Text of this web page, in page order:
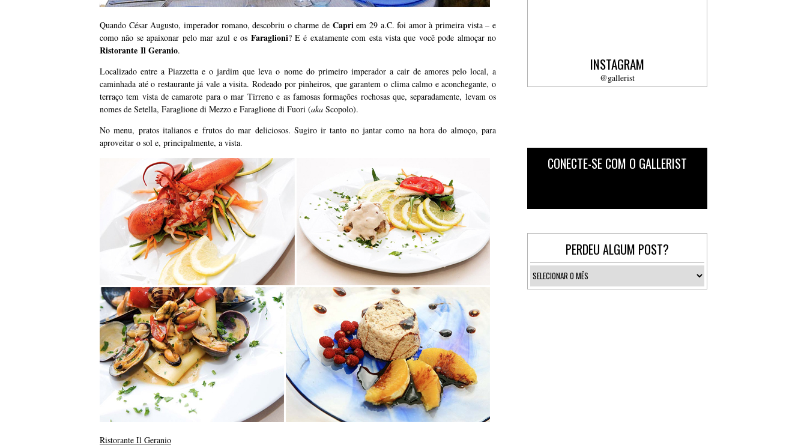
Quando César Augusto, imperador romano, descobriu o charme de Capriem 29 a.C. foi amor à primeira vista – e
como não se apaixonar pelo mar azul e os Faraglioni? E é exatamente com esta vista que você pode almoçar no
Ristorante Il Geranio.
Localizado entre a Piazzetta e o jardim que leva o nome do primeiro imperador a cair de amores pelo local, a
caminhada até o restaurante já vale a visita. Rodeado por pinheiros, que garantem o clima calmo e aconchegante, o
terraço tem vista de camarote para o mar Tirreno e as famosas formações rochosas que, separadamente, levam os
nomes de Setella, Faraglione di Mezzo e Faraglione di Fuori (aka Scopolo).
No menu, pratos italianos e frutos do mar deliciosos. Sugiro ir tanto no jantar como na hora do almoço, para
aproveitar o sol e, principalmente, a vista.
Ristorante Il Geranio
INSTAGRAM
@gallerist
CONECTE-SE COM O GALLERIST
PERDEU ALGUM POST?